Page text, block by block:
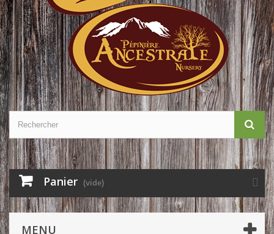
Panier (vide)
MENU